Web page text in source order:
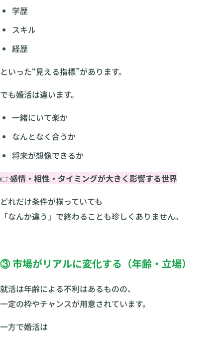
学歴
スキル
経歴
といった“見える指標”があります。
でも婚活は違います。
一緒にいて楽か
なんとなく合うか
将来が想像できるか
👉感情・相性・タイミングが大きく影響する世界
どれだけ条件が揃っていても
「なんか違う」で終わることも珍しくありません。
③ 市場がリアルに変化する（年齢・立場）
就活は年齢による不利はあるものの、
一定の枠やチャンスが用意されています。
一方で婚活は